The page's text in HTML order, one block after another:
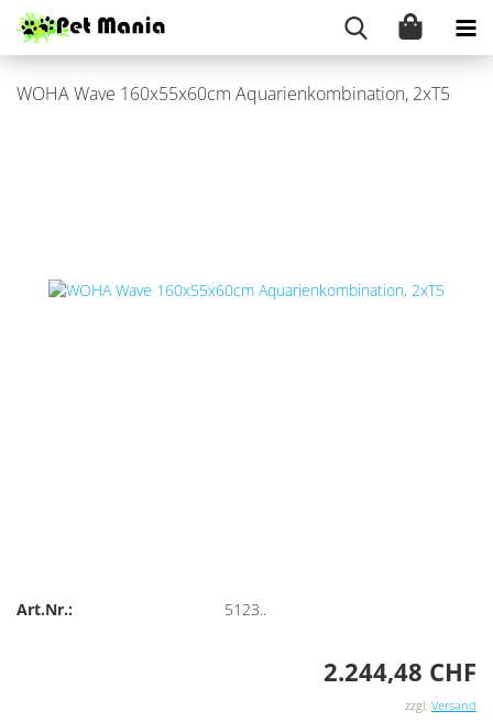
WOHA Wave 160x55x60cm Aqua­ri­en­kom­bi­na­ti­on, 2xT5
Art.Nr.: 5123..
2.244,48 CHF
zzgl. Versand